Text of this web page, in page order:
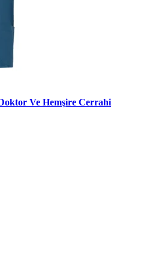
Ve Hemşire Cerrahi